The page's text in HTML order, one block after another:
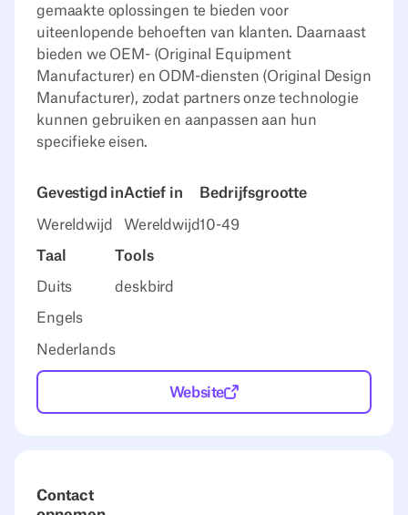
gemaakte oplossingen te bieden voor
uiteenlopende behoeften van klanten. Daarnaast
bieden we OEM- (Original Equipment
Manufacturer) en ODM-diensten (Original Design
Manufacturer), zodat partners onze technologie
kunnen gebruiken en aanpassen aan hun
specifieke eisen.
Gevestigd in
Wereldwijd
Actief in
Wereldwijd
Bedrijfsgrootte
10-49
Taal
Duits
Engels
Nederlands
Tools
deskbird
Website
Contact